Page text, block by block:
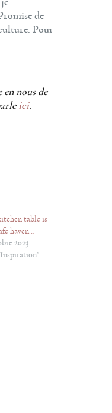
de
Pour
en nous de
ici.
table is
haven…
2023